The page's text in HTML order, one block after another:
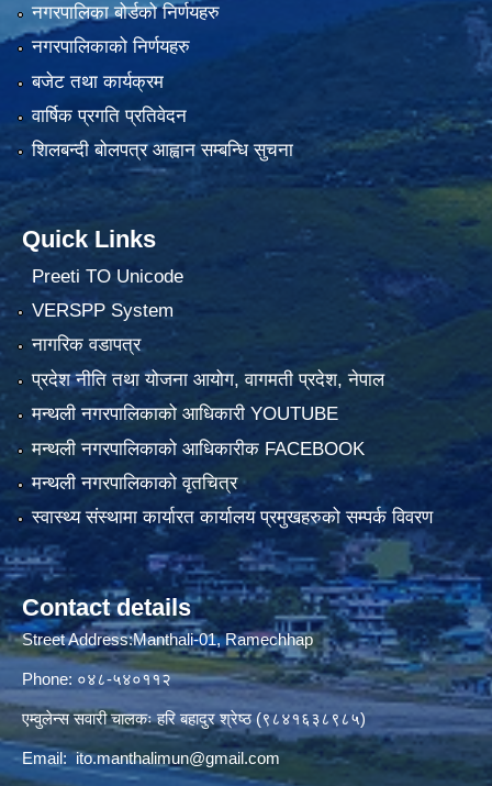
नगरपालिका बोर्डको निर्णयहरु
नगरपालिकाको निर्णयहरु
बजेट तथा कार्यक्रम
वार्षिक प्रगति प्रतिवेदन
शिलबन्दी बोलपत्र आह्वान सम्बन्धि सुचना
Quick Links
Preeti TO Unicode
VERSPP System
नागरिक वडापत्र
प्रदेश नीति तथा योजना आयोग, वागमती प्रदेश, नेपाल
मन्थली नगरपालिकाको आधिकारी YOUTUBE
मन्थली नगरपालिकाको आधिकारीक FACEBOOK
मन्थली नगरपालिकाको वृतचित्र
स्वास्थ्य संस्थामा कार्यारत कार्यालय प्रमुखहरुको सम्पर्क विवरण
Contact details
Street Address:Manthali-01, Ramechhap
Phone: ०४८-५४०११२
एम्वुलेन्स सवारी चालकः हरि बहादुर श्रेष्ठ (९८४१६३८९८५)
Email:ito.manthalimun@gmail.com